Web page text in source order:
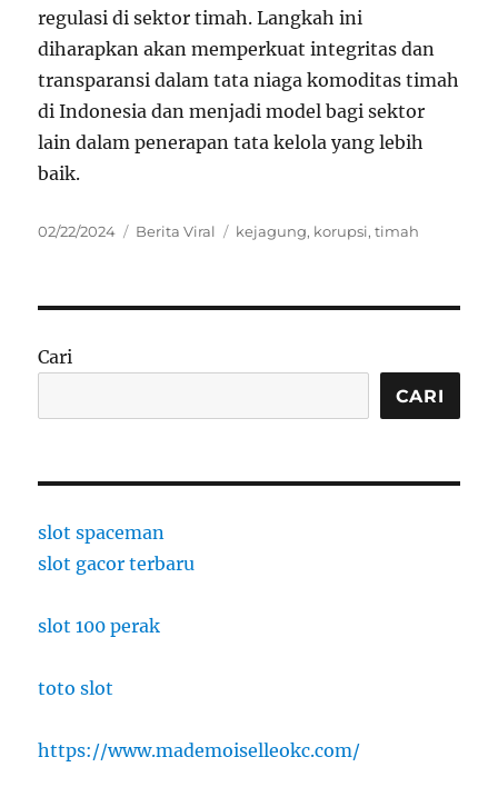
regulasi di sektor timah. Langkah ini
diharapkan akan memperkuat integritas dan
transparansi dalam tata niaga komoditas timah
di Indonesia dan menjadi model bagi sektor
lain dalam penerapan tata kelola yang lebih
baik.
Posted
02/22/2024 Categories
Berita Viral Tags
kejagung, korupsi,timah
Cari
CARI
slot spaceman
slot gacor terbaru
slot 100 perak
toto slot
https://www.mademoiselleokc.com/